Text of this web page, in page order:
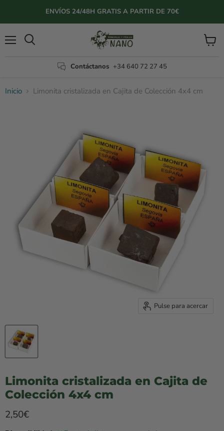
ENVÍOS 24/48H GRATIS A PARTIR DE 70€
Contáctanos +34 640 72 27 45
Ver
Inicio Limonita cristalizada en Cajita de Colección 4x4 cm
Pulse para acercar
Limonita cristalizada en Cajita de
Colección 4x4 cm
Precio rebajado
2,50€